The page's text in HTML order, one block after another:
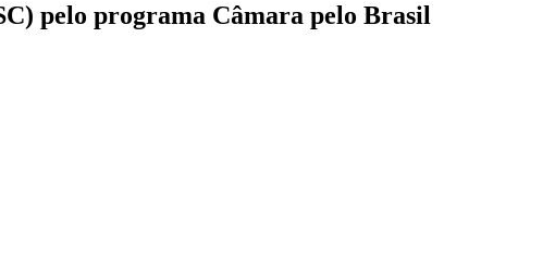
pelo programa Câmara pelo Brasil